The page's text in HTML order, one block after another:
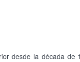
desde la década de